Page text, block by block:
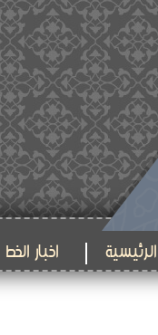
الرئيسية اخبار الخط